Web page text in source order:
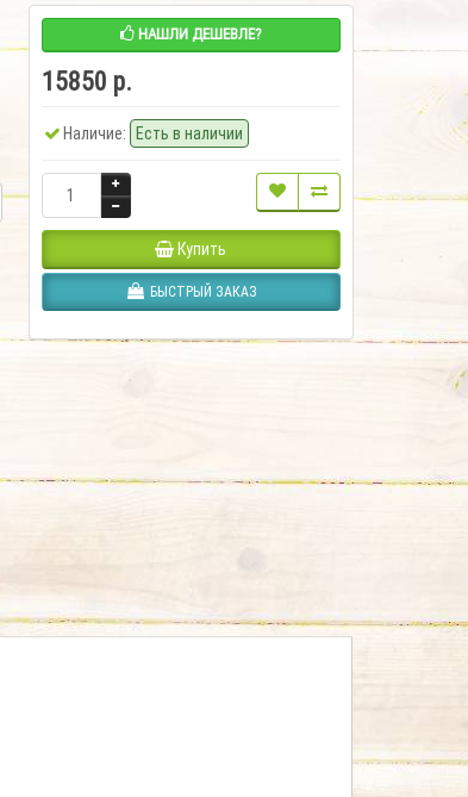
НАШЛИ ДЕШЕВЛЕ?
15850 р.
Наличие: Есть в наличии
Купить
БЫСТРЫЙ ЗАКАЗ